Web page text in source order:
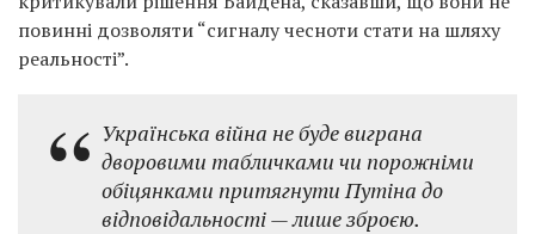
повинні дозволяти “сигналу чесноти стати на шляху
реальності”.
Українська війна не буде виграна
дворовими табличками чи порожніми
обіцянками притягнути Путіна до
відповідальності — лише зброєю.